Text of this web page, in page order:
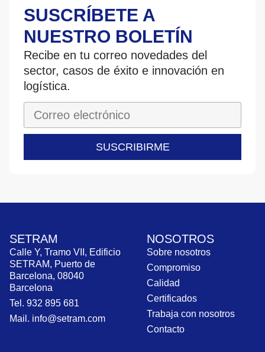
SUSCRÍBETE A
NUESTRO BOLETÍN
Recibe en tu correo novedades del
sector, casos de éxito e innovación en
logística.
SUSCRIBIRME
SETRAM
Calle Y, Tramo VII, Edificio
SETRAM, Puerto de
Barcelona, 08040
Barcelona
Tel. 932 895 681
Mail. info@setram.com
NOSOTROS
Sobre nosotros
Compromiso
Calidad
Certificados
Trabaja con nosotros
Contacto